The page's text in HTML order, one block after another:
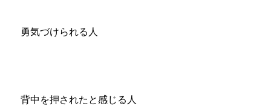
勇気づけられる人
背中を押されたと感じる人